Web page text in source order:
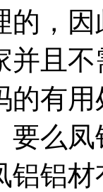
的，
并且
的有
要么
铝铝